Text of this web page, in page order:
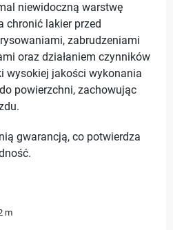
niewidoczną warstwę
chronić lakier przed
zabrudzeniami
oraz działaniem czynników
wysokiej jakości wykonania
powierzchni, zachowując
gwarancją, co potwierdza
m